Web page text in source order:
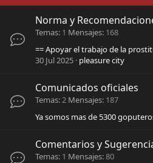
Norma y
Temas 1 Mensajes 168
== Apoyar el trabajo de la
30 Jul 2025 pleasure city
Comunicados oficiales
Temas 2 Mensajes 187
Ya somos mas de 5300
Comentarios y
Temas 1 Mensajes 80